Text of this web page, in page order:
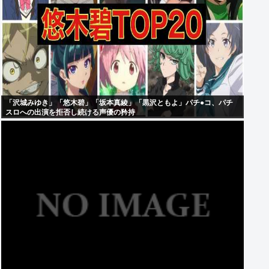
「沢城みゆき」「悠木碧」「坂本真綾」「黒沢ともよ」パチ●コ、パチ
スロへの出演を拒否し続ける声優の矜持